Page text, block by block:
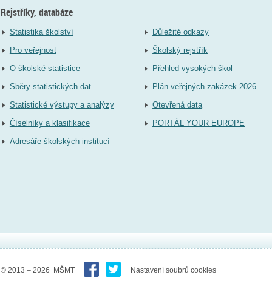
Rejstříky, databáze
Statistika školství
Pro veřejnost
O školské statistice
Sběry statistických dat
Statistické výstupy a analýzy
Číselníky a klasifikace
Adresáře školských institucí
Důležité odkazy
Školský rejstřík
Přehled vysokých škol
Plán veřejných zakázek 2026
Otevřená data
PORTÁL YOUR EUROPE
© 2013 – 2026 MŠMT Nastavení soubrů cookies